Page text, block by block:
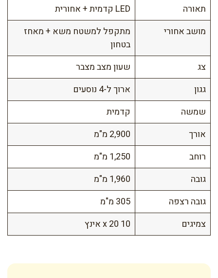
תאורה
LED קדמית + אחורית
מושב אחורי
מתקפל למשטח משא + מאחז
בטחון
צג
שעון מצב מצבר
גגון
ארוך ל-4 נוסעים
שמשה
קדמית
אורך
2,900 מ"מ
רוחב
1,250 מ"מ
גובה
1,960 מ"מ
גובה רצפה
305 מ"מ
צמיגים
10 x 20 אינץ